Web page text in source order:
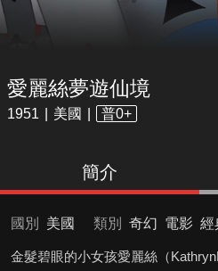
愛麗絲夢遊仙境
1951 美國 普0+
簡介
國別 美國 類別 奇幻 電影 經
金髮碧眼的小女孩愛麗絲（